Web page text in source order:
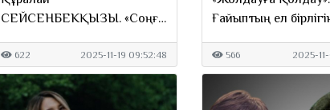
СЕЙСЕНБЕКҚЫЗЫ. «Соңғы
құшақтап»
622 2025-11-19 09:52:48
Ғайыптың ел
566 2025-